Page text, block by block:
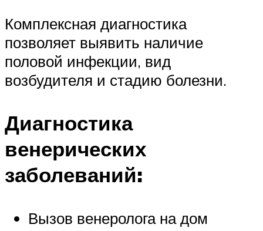
Комплексная диагностика
позволяет выявить наличие
половой инфекции, вид
возбудителя и стадию болезни.
Диагностика
венерических
заболеваний:
Вызов венеролога на дом